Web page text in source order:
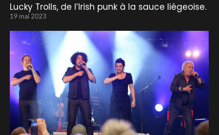
Lucky Trolls, de l’Irish punk à la sauce liégeoise.
19 mai 2023